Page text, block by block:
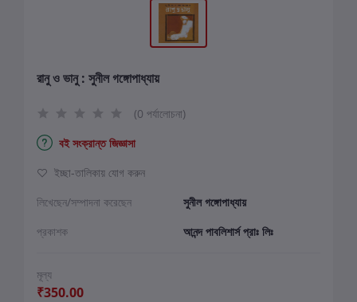
রানু ও ভানু : সুনীল গঙ্গোপাধ্যায়
(0 পর্যালোচনা)
বই সংক্রান্ত জিজ্ঞাসা
ইচ্ছা-তালিকায় যোগ করুন
লিখেছেন/সম্পাদনা করেছেন
সুনীল গঙ্গোপাধ্যায়
প্রকাশক
আনন্দ পাবলিশার্স প্রাঃ লিঃ
মূল্য
₹350.00